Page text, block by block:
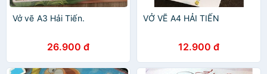
Vở vẽ A3 Hải Tiến.
26.900 đ
VỞ VẼ A4 HẢI TIẾN
12.900 đ